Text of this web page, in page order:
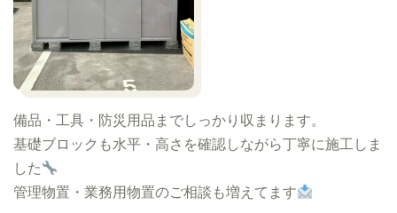
備品・工具・防災用品までしっかり収まります。
基礎ブロックも水平・高さを確認しながら丁寧に施工しま
した
管理物置・業務用物置のご相談も増えてます